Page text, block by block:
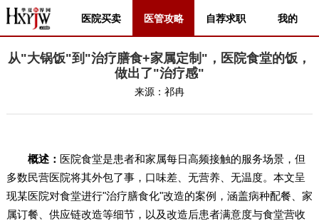
医院买卖 医管攻略 自荐求职 我的
从"大锅饭"到"治疗膳食+家属定制"，医院食堂的饭，
做出了"治疗感"
来源： 祁冉
概述： 医院食堂是患者和家属每日高频接触的服务场景，但
多数民营医院将其外包了事，口味差、无营养、无温度。本文呈
现某医院对食堂进行"治疗膳食化"改造的案例，涵盖病种配餐、家
属订餐、供应链改造等细节，以及改造后患者满意度与食堂营收